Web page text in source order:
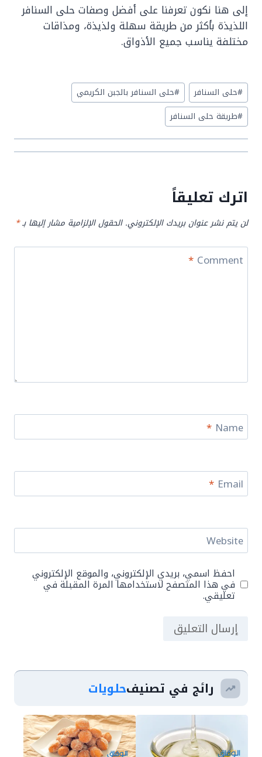
إلى هنا نكون تعرفنا على أفضل وصفات حلى السنافر
اللذيذة بأكثر من طريقة سهلة ولذيذة، ومذاقات
مختلفة يناسب جميع الأذواق.
Post
Tags:
#حلى السنافر #حلى السنافر بالجبن الكريمي
#طريقة حلى السنافر
اترك تعليقاً
لن يتم نشر عنوان بريدك الإلكتروني. الحقول الإلزامية مشار إليها بـ*
Comment
*
Name
*
Email
*
Website
احفظ اسمي، بريدي الإلكتروني، والموقع الإلكتروني
في هذا المتصفح لاستخدامها المرة المقبلة في
تعليقي.
رائج في تصنيفحلويات